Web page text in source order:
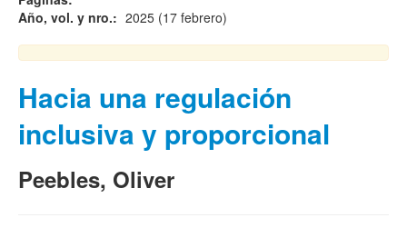
Año, vol. y nro.: 2025 (17 febrero)
Hacia una regulación
inclusiva y proporcional
Peebles, Oliver